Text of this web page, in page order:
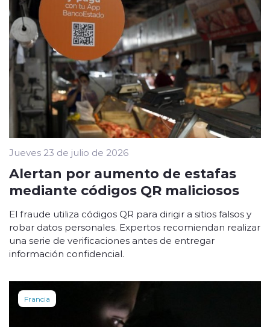
Jueves 23 de julio de 2026
Alertan por aumento de estafas
mediante códigos QR maliciosos
El fraude utiliza códigos QR para dirigir a sitios falsos y
robar datos personales. Expertos recomiendan realizar
una serie de verificaciones antes de entregar
información confidencial.
Francia